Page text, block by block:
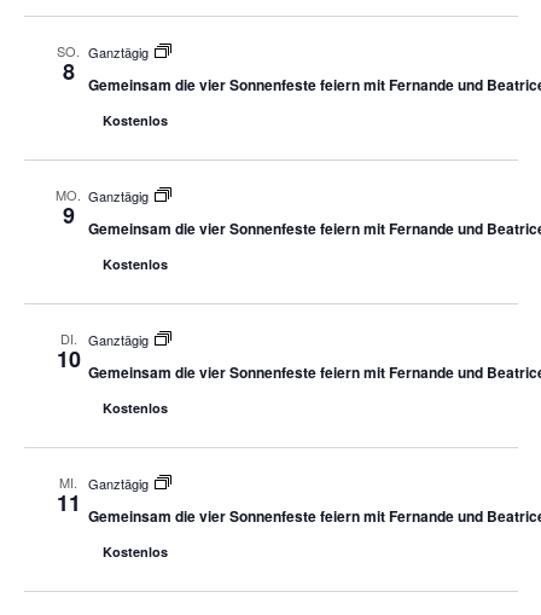
SO.
8
Ganztägig
Gemeinsam die vier Sonnenfeste feiern mit Fernande und
Kostenlos
MO.
9
Ganztägig
Gemeinsam die vier Sonnenfeste feiern mit Fernande und
Kostenlos
DI.
10
Ganztägig
Gemeinsam die vier Sonnenfeste feiern mit Fernande und
Kostenlos
MI.
11
Ganztägig
Gemeinsam die vier Sonnenfeste feiern mit Fernande und
Kostenlos